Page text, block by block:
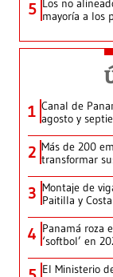
5 Los no
mayoría a los
1 Canal de
agosto y
2 Más de 200
transformar
3 Montaje de
Paitilla y
4 Panamá roza
‘softbol’ en
El Ministerio